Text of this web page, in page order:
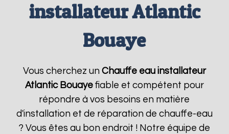
installateur Atlantic
Bouaye
Vous cherchez un Chauffe eau installateur
Atlantic Bouayefiable et compétent pour
répondre à vos besoins en matière
d'installation et de réparation de chauffe-eau
? Vous êtes au bon endroit ! Notre équipe de